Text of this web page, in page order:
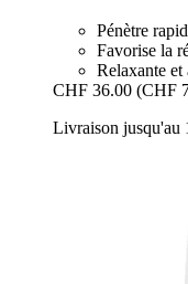
Pénètre
Favorise la
Relaxante et
CHF 36.00 (CHF
Livraison jusqu'au